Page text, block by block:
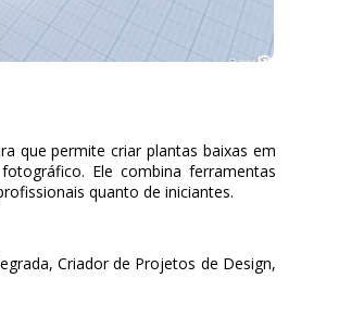
que permite criar plantas baixas em
Ele combina ferramentas
quanto de iniciantes.
Criador de Projetos de Design,